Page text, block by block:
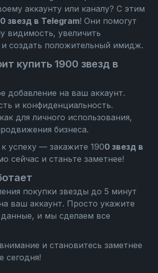
аккаунту или каналу? С этим
0 звезд в Telegram! Они помогут
видимость, увеличить
и создать положительный имидж.
купить 1900 звезд в
добавление на ваш аккаунт.
и конфиденциальность.
для личного использования,
бизнеса.
успеху — закажите 1900 звезд в
сейчас и станьте заметнее!
покупки звезды до 5 минут
ваш аккаунт. Просто укажите
и мы сделаем все
и становитесь заметнее
сегодня!